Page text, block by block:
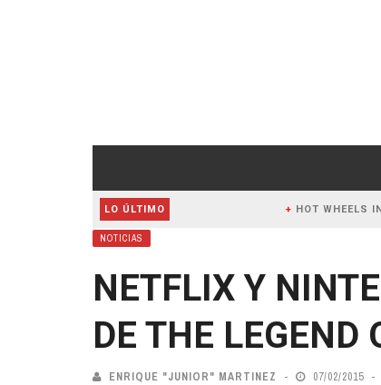
LO ÚLTIMO
SWITCH Y PC HOT WHEELS INFINITE
NOTICIAS
NETFLIX Y
DE THE LEGEND
ENRIQUE "JUNIOR" MARTINEZ 07/02/2015